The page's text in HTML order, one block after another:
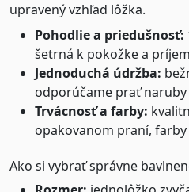
upravený vzhľad lôžka.
Pohodlie a priedušnosť:
šetrná k pokožke a
Jednoduchá údržba:
odporúčame prať
Trvácnosť a farby:
opakovanom praní, farby
Ako si vybrať správne